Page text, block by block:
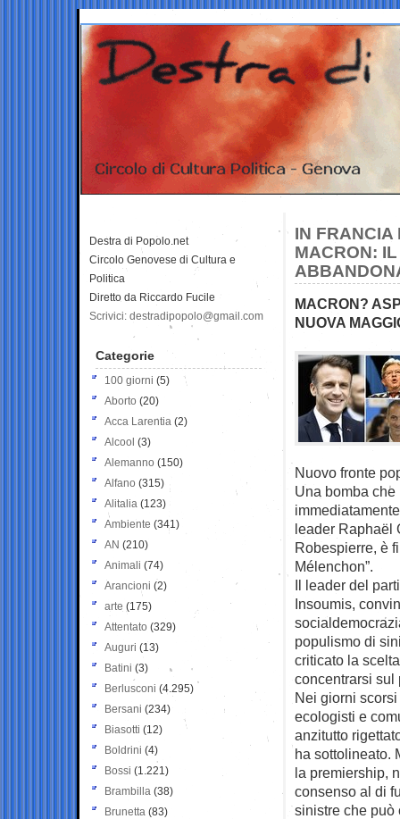
IN FRANCIA
MACRON:
MACRON?
NUOVA
Nuovo fronte
Una bomba
leader Raphaël
Robespierre, è
Mélenchon”.
Il leader del
Insoumis,
populismo di
criticato la
concentrarsi sul
Nei giorni
ecologisti e
anzitutto
ha sottolineato.
la premiership,
consenso al di
sinistre che può
Destra di Popolo.net
Circolo Genovese di Cultura e
Politica
Diretto da Riccardo Fucile
Scrivici: destradipopolo@gmail.com
Categorie
100 giorni (5)
Aborto (20)
Acca Larentia (2)
Alcool (3)
Alemanno (150)
Alfano (315)
Alitalia (123)
Ambiente (341)
AN (210)
Animali (74)
Arancioni (2)
arte (175)
Attentato (329)
Auguri (13)
Batini (3)
Berlusconi (4.295)
Bersani (234)
Biasotti (12)
Boldrini (4)
Bossi (1.221)
Brambilla (38)
Brunetta (83)